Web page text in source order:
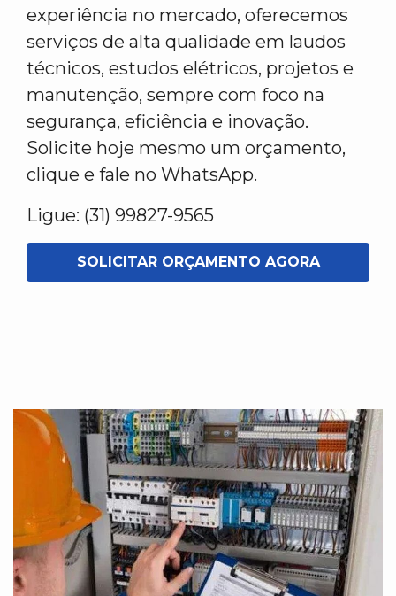
experiência no mercado, oferecemos
serviços de alta qualidade em laudos
técnicos, estudos elétricos, projetos e
manutenção, sempre com foco na
segurança, eficiência e inovação.
Solicite hoje mesmo um orçamento,
clique e fale no WhatsApp.
Ligue: (31) 99827-9565
SOLICITAR ORÇAMENTO AGORA